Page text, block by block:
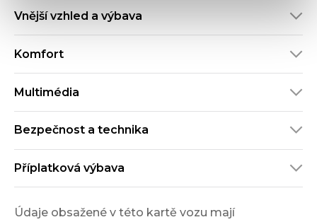
Vnější vzhled a výbava
Komfort
Multimédia
Bezpečnost a technika
Příplatková výbava
Údaje obsažené v této kartě vozu mají